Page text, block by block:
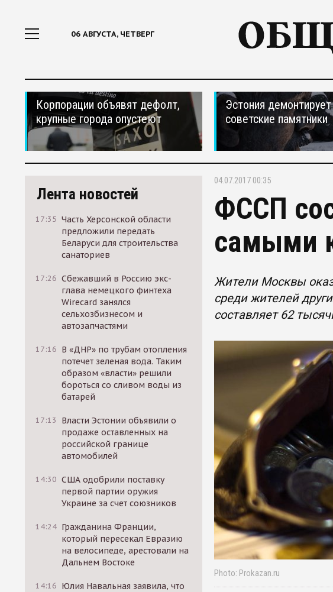
06 АВГУСТА, ЧЕТВЕРГ
Корпорации объявят дефолт,
крупные города опустеют
Эстония
советские памятники
Лента новостей
17:35 Часть Херсонской области
предложили передать
Беларуси для строительства
санаториев
17:26 Сбежавший в Россию экс-
глава немецкого финтеха
Wirecard занялся
сельхозбизнесом и
автозапчастями
17:16 В «ДНР» по трубам отопления
потечет зеленая вода. Таким
образом «власти» решили
бороться со сливом воды из
батарей
17:13
Власти Эстонии объявили о
продаже оставленных на
российской границе
автомобилей
14:30 США одобрили поставку
первой партии оружия
Украине за счет союзников
14:24 Гражданина Франции,
который пересекал Евразию
на велосипеде, арестовали на
Дальнем Востоке
14:16 Юлия Навальная заявила, что
04.07.2017 00:35
ФССП
самыми
Жители Москвы
среди жителей
составляет 62
Photo: Prokazan.ru